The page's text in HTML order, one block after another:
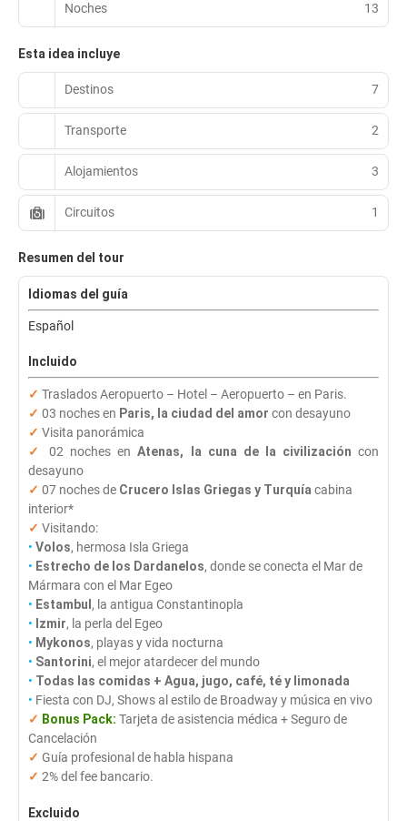
Noches 13
Esta idea incluye
Destinos 7
Transporte 2
Alojamientos 3
Circuitos 1
Resumen del tour
Idiomas del guía
Español
Incluido
✓ Traslados Aeropuerto – Hotel – Aeropuerto – en Paris.
✓ 03 noches en Paris, la ciudad del amor con desayuno
✓ Visita panorámica
✓02 noches enAtenas, la cuna de la civilizacióncon
desayuno
✓ 07 noches de Crucero Islas Griegas y Turquía cabina
interior*
✓ Visitando:
• Volos, hermosa Isla Griega
• Estrecho de los Dardanelos, donde se conecta el Mar de
Mármara con el Mar Egeo
• Estambul , la antigua Constantinopla
• Izmir, la perla del Egeo
• Mykonos, playas y vida nocturna
• Santorini, el mejor atardecer del mundo
• Todas las comidas + Agua, jugo, café, té y limonada
• Fiesta con DJ, Shows al estilo de Broadway y música en vivo
✓ Bonus Pack: Tarjeta de asistencia médica + Seguro de
Cancelación
✓ Guía profesional de habla hispana
✓ 2% del fee bancario.
Excluido